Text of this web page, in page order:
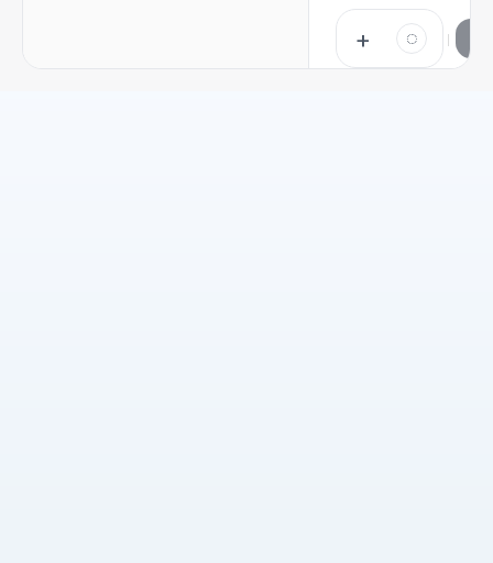
+ ◌